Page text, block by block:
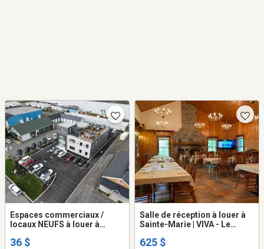
Espaces commerciaux /
locaux NEUFS à louer à
36 $
Salle de réception à louer à
Sainte-Marie | VIVA - Le
625 $